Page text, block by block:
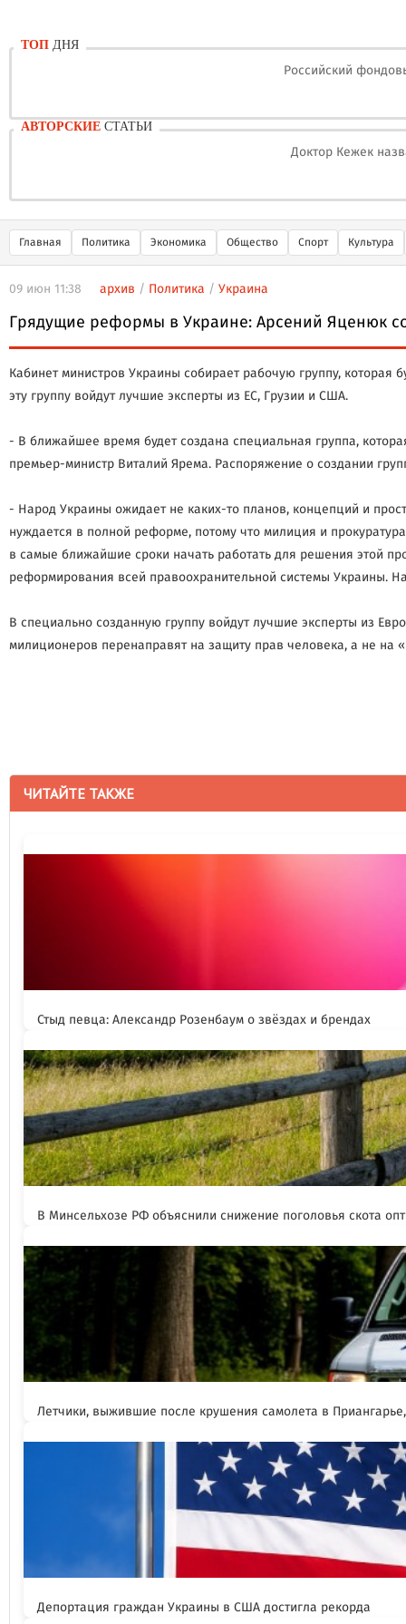
ТОП ДНЯ
Российский
АВТОРСКИЕ СТАТЬИ
Доктор Кежек
Главная Политика Экономика Общество Спорт Культура
ЧИТАЙТЕ ТАКЖЕ
Стыд певца: Александр Розенбаум о звёздах и брендах
В Минсельхозе РФ объяснили снижение поголовья скота
Летчики, выжившие после крушения самолета в
Депортация граждан Украины в США достигла рекорда
09 июн 11:38 архив / Политика / Украина
Грядущие реформы в Украине: Арсений Яценюк
Кабинет министров Украины собирает рабочую группу,
эту группу войдут лучшие эксперты из ЕС, Грузии и США.
- В ближайшее время будет создана специальная группа,
премьер-министр Виталий Ярема. Распоряжение о создании
- Народ Украины ожидает не каких-то планов, концепций и
нуждается в полной реформе, потому что милиция и
в самые ближайшие сроки начать работать для решения этой
реформирования всей правоохранительной системы Украины.
В специально созданную группу войдут лучшие эксперты из
милиционеров перенаправят на защиту прав человека, а не на